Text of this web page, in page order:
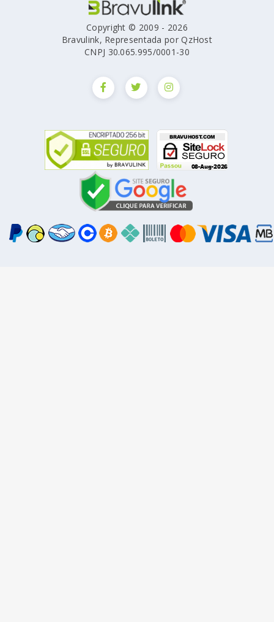
Copyright © 2009 - 2026
Bravulink, Representada por QzHost
CNPJ 30.065.995/0001-30